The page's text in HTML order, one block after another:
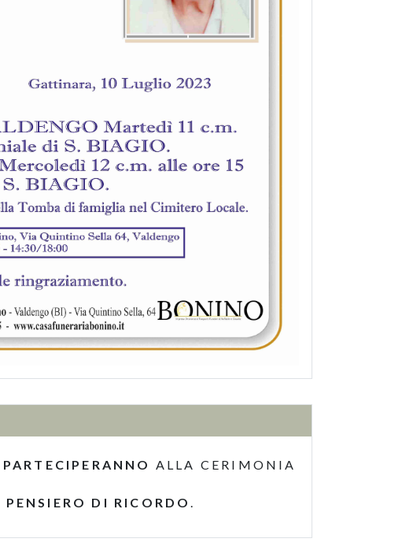
PARTECIPERANNO ALLA CERIMONIA
PENSIERO DI RICORDO.